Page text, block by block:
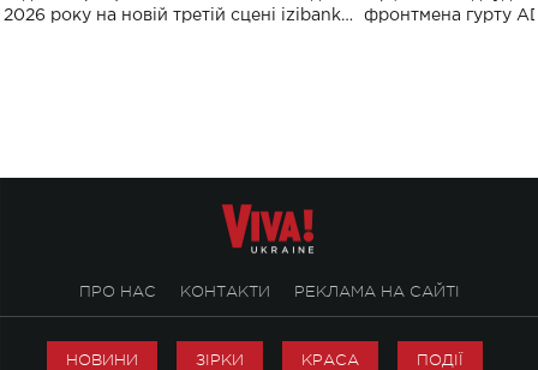
2026 року на новій третій сцені izibank
фронтмена гурту
ПРО НАС КОНТАКТИ РЕКЛАМА НА САЙТІ
НОВИНИ ЗІРКИ КРАСА ПОДІЇ